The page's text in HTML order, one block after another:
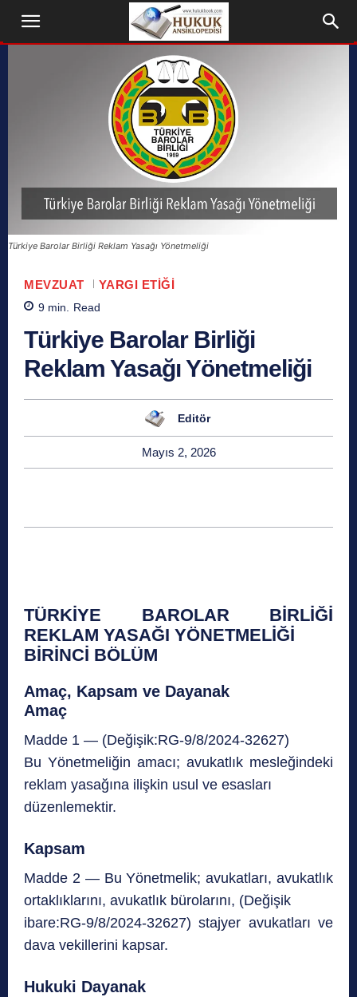
Türkiye Barolar Birliği Reklam Yasağı Yönetmeliği
MEVZUAT YARGI ETIĞI
9 min. Read
Türkiye Barolar Birliği
Reklam Yasağı Yönetmeliği
Editör
Mayıs 2, 2026
TÜRKİYE BAROLAR BİRLİĞİ
REKLAM YASAĞI YÖNETMELİĞİ
BİRİNCİ BÖLÜM
Amaç, Kapsam ve Dayanak
Amaç
Madde 1 — (Değişik:RG-9/8/2024-32627)
Bu Yönetmeliğin amacı; avukatlık mesleğindeki
reklam yasağına ilişkin usul ve esasları
düzenlemektir.
Kapsam
Madde 2 — Bu Yönetmelik; avukatları, avukatlık
ortaklıklarını, avukatlık bürolarını, (Değişik
ibare:RG-9/8/2024-32627) stajyer avukatları ve
dava vekillerini kapsar.
Hukuki Dayanak